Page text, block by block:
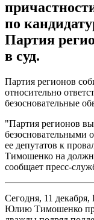
по
Партия
в суд.
Партия регионов
относительно
безосновательные
"Партия регионов
безосновательными
ее депутатов к
Тимошенко на
сообщает пресс-
Сегодня, 11 декабря,
Юлию Тимошенко